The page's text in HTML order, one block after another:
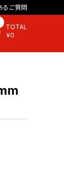
るご質問
TOTAL
￥0